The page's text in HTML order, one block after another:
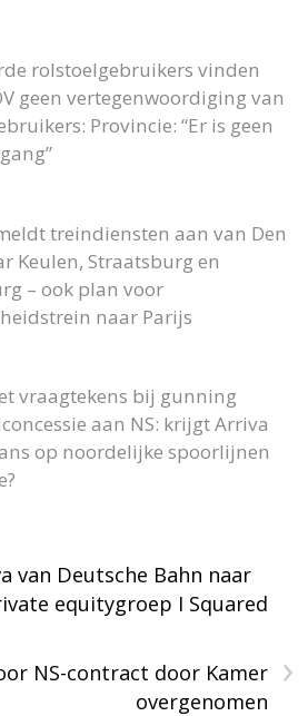
rolstoelgebruikers vinden
geen vertegenwoordiging van
Provincie: “Er is geen
treindiensten aan van Den
Keulen, Straatsburg en
– ook plan voor
naar Parijs
vraagtekens bij gunning
aan NS: krijgt Arriva
op noordelijke spoorlijnen
van Deutsche Bahn naar
equitygroep I Squared
›
NS-contract door Kamer
overgenomen